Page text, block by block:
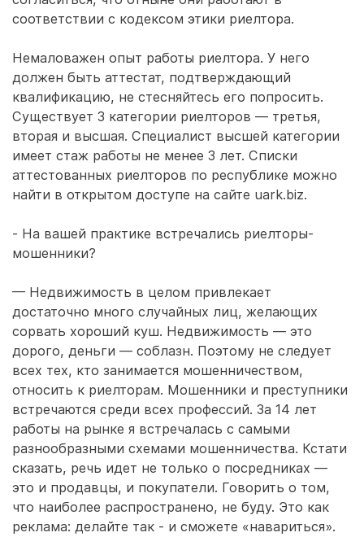
соответствии с кодексом этики риелтора.
Немаловажен опыт работы риелтора. У него
должен быть аттестат, подтверждающий
квалификацию, не стесняйтесь его попросить.
Существует 3 категории риелторов — третья,
вторая и высшая. Специалист высшей категории
имеет стаж работы не менее 3 лет. Списки
аттестованных риелторов по республике можно
найти в открытом доступе на сайте uark.biz.
- На вашей практике встречались риелторы-
мошенники?
— Недвижимость в целом привлекает
достаточно много случайных лиц, желающих
сорвать хороший куш. Недвижимость — это
дорого, деньги — соблазн. Поэтому не следует
всех тех, кто занимается мошенничеством,
относить к риелторам. Мошенники и преступники
встречаются среди всех профессий. За 14 лет
работы на рынке я встречалась с самыми
разнообразными схемами мошенничества. Кстати
сказать, речь идет не только о посредниках —
это и продавцы, и покупатели. Говорить о том,
что наиболее распространено, не буду. Это как
реклама: делайте так - и сможете «навариться».